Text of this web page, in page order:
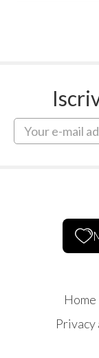
Home
Privacy